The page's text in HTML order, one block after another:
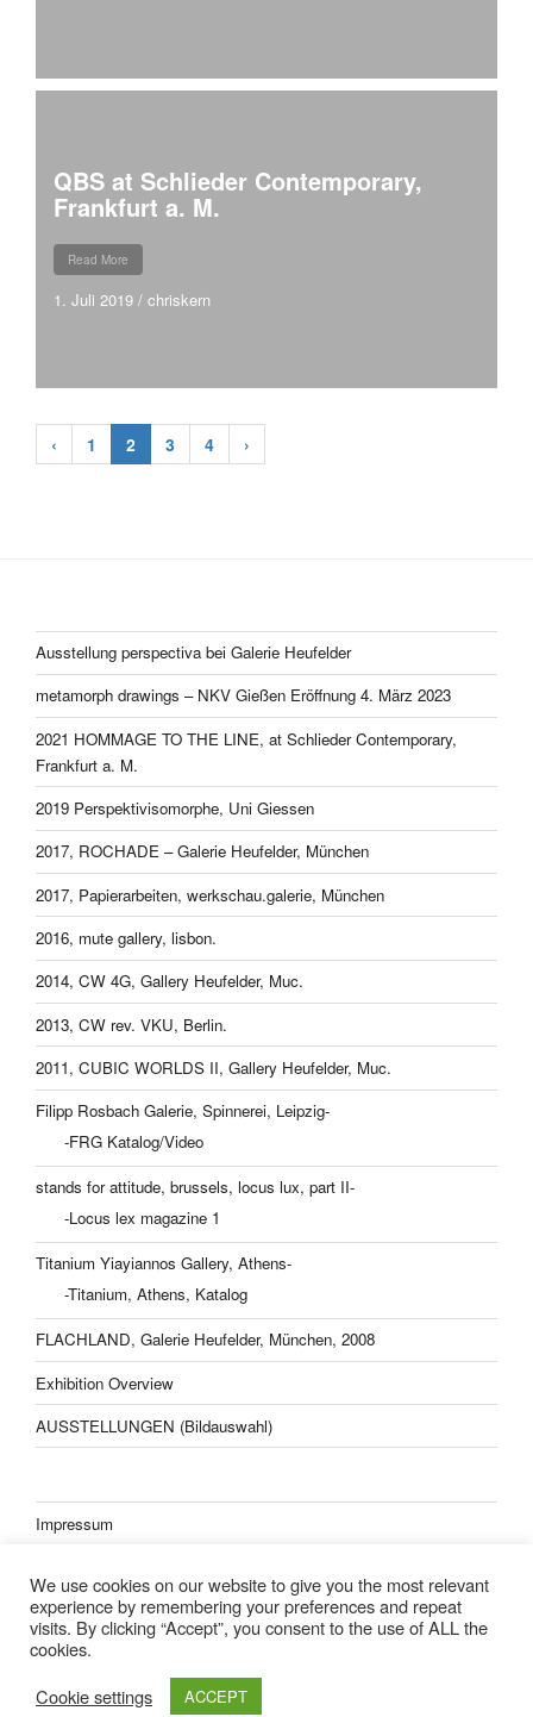
QBS at Schlieder Contemporary,
Frankfurt a. M.
Read More
1. Juli 2019 / chriskern
‹ 1 2 3 4 ›
Ausstellung perspectiva bei Galerie Heufelder
metamorph drawings – NKV Gießen Eröffnung 4. März 2023
2021 HOMMAGE TO THE LINE, at Schlieder Contemporary,
Frankfurt a. M.
2019 Perspektivisomorphe, Uni Giessen
2017, ROCHADE – Galerie Heufelder, München
2017, Papierarbeiten, werkschau.galerie, München
2016, mute gallery, lisbon.
2014, CW 4G, Gallery Heufelder, Muc.
2013, CW rev. VKU, Berlin.
2011, CUBIC WORLDS II, Gallery Heufelder, Muc.
Filipp Rosbach Galerie, Spinnerei, Leipzig-
-FRG Katalog/Video
stands for attitude, brussels, locus lux, part II-
-Locus lex magazine 1
Titanium Yiayiannos Gallery, Athens-
-Titanium, Athens, Katalog
FLACHLAND, Galerie Heufelder, München, 2008
Exhibition Overview
AUSSTELLUNGEN (Bildauswahl)
Impressum
Lisa Kern Kleider
We use cookies on our website to give you the most relevant
experience by remembering your preferences and repeat
visits. By clicking “Accept”, you consent to the use of ALL the
cookies.
Cookie settings
ACCEPT